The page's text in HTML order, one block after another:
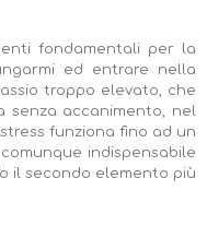
fondamentali per la
ed entrare nella
troppo elevato, che
senza accanimento, nel
funziona fino ad un
indispensabile
il secondo elemento più